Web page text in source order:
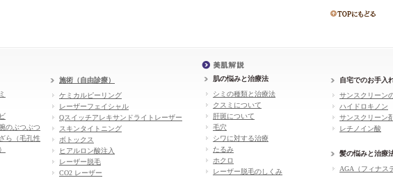
のぶつぶつ
ら（毛孔性
施術（自由診療）
ケミカルピーリング
レーザーフェイシャル
Qスイッチアレキサンドライトレーザー
スキンタイトニング
ボトックス
ヒアルロン酸注入
レーザー脱毛
CO2 レーザー
肌の悩みと治療法
シミの種類と治療法
クスミについて
肝斑について
毛穴
シワに対する治療
たるみ
ホクロ
レーザー脱毛のしくみ
自宅でのお手入
サンスクリーン
ハイドロキノン
サンスクリーン剤
レチノイン酸
髪の悩みと治療
AGA（フィナス